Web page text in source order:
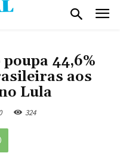
44,6%
aos
Lula
324